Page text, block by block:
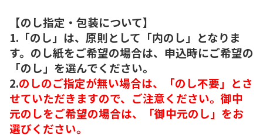
【のし指定・包装について】
1.「のし」は、原則として「内のし」となりま
す。のし紙をご希望の場合は、申込時にご希望の
「のし」を選んでください。
2.のしのご指定が無い場合は、「のし不要」とさ
せていただきますので、ご注意ください。御中
元のしをご希望の場合は、「御中元のし」をお
選びください。